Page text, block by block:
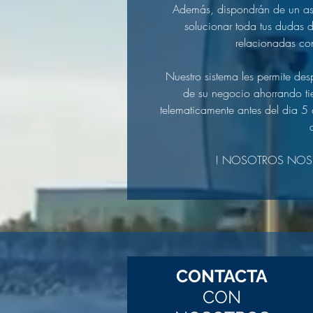
Además, dispondrán de un
solucionar toda tus dudas
relacionadas
Nuestro sistema les permite
de su negocio ahorrando
telematicamente antes del dia
! NOSOTROS
CONTACTA
CON